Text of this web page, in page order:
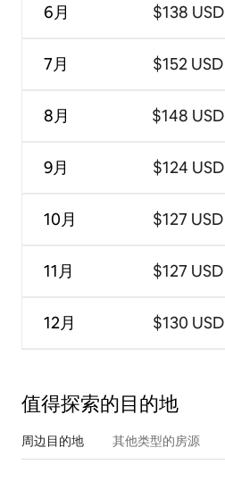
6月
7月
8月
9月
10月
11月
12月
$138 USD
$152 USD
$148 USD
$124 USD
$127 USD
$127 USD
$130 USD
值得探索的目的地
周边目的地 其他类型的房源